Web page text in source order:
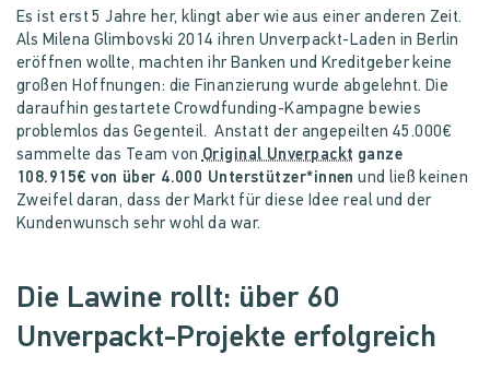
Es ist erst 5 Jahre her, klingt aber wie aus einer anderen Zeit.
Als Milena Glimbovski 2014 ihren Unverpackt-Laden in Berlin
eröffnen wollte, machten ihr Banken und Kreditgeber keine
großen Hoffnungen: die Finanzierung wurde abgelehnt. Die
daraufhin gestartete Crowdfunding-Kampagne bewies
problemlos das Gegenteil. Anstatt der angepeilten 45.000€
sammelte das Team vonOriginal Unverpackt ganze
108.915€ von über 4.000 Unterstützer*innen und ließ keinen
Zweifel daran, dass der Markt für diese Idee real und der
Kundenwunsch sehr wohl da war.
Die Lawine rollt: über 60
Unverpackt-Projekte erfolgreich